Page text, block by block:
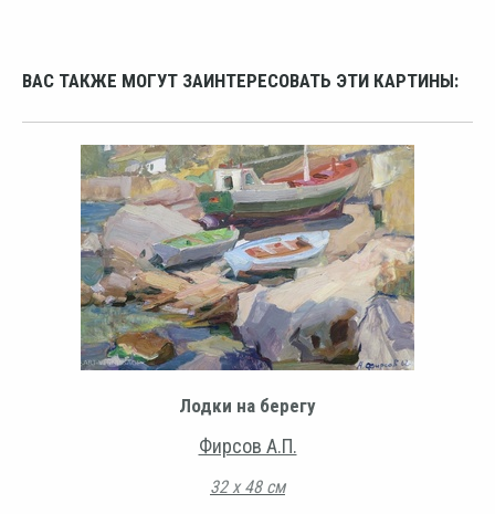
ВАС ТАКЖЕ МОГУТ ЗАИНТЕРЕСОВАТЬ ЭТИ КАРТИНЫ:
Лодки на берегу
Фирсов А.П.
32 х 48 см